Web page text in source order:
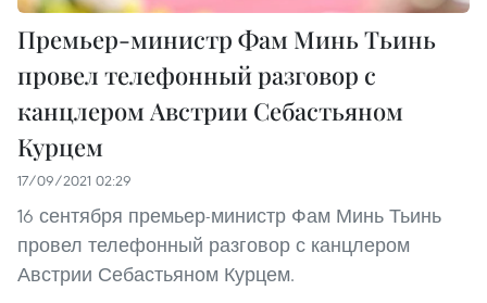
Премьер-министр Фам Минь Тьинь
провел телефонный разговор с
канцлером Австрии Себастьяном
Курцем
17/09/2021 02:29
16 сентября премьер-министр Фам Минь Тьинь
провел телефонный разговор с канцлером
Австрии Себастьяном Курцем.